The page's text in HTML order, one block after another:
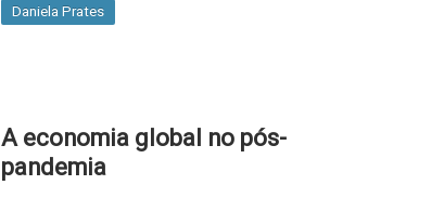
Daniela Prates
A economia global no pós-
pandemia